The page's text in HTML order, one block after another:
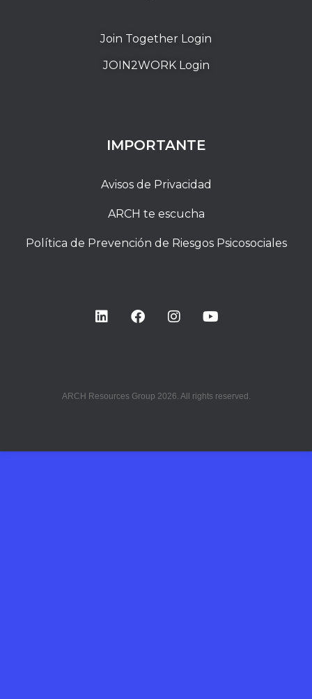
Join Together Login
JOIN2WORK Login
IMPORTANTE
Avisos de Privacidad
ARCH te escucha
Política de Prevención de Riesgos Psicosociales
ARCH Resources Group 2026. All rights reserved.